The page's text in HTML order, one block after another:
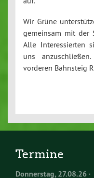
Wir Grüne
gemeinsam mit der
Alle Interessierten
uns
vorderen Bahnsteig
Termine
Donnerstag, 27.08.26 ·